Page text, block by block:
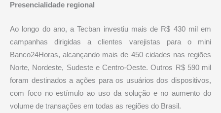
Presencialidade regional
Ao longo do ano, a Tecban investiu mais de R$ 430 mil em
campanhas dirigidas a clientes varejistas para o mini
Banco24Horas, alcançando mais de 450 cidades nas regiões
Norte, Nordeste, Sudeste e Centro-Oeste. Outros R$ 590 mil
foram destinados a ações para os usuários dos dispositivos,
com foco no estímulo ao uso da solução e no aumento do
volume de transações em todas as regiões do Brasil.